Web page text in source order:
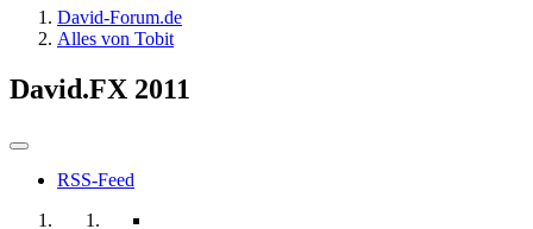
David-Forum.de
Alles von Tobit
David.FX 2011
RSS-Feed